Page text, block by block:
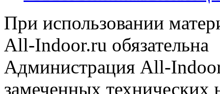
При использовании
All-Indoor.ru обязательна
Администрация All-
замеченных технических